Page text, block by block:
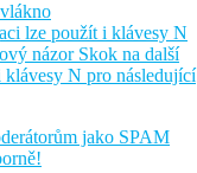
lze použít i klávesy N
názor Skok na další
N pro následující
jako SPAM